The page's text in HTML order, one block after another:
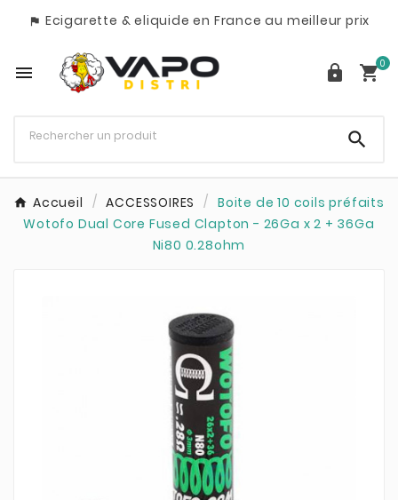
 Ecigarette & eliquide en France au meilleur prix
  0

Accueil ACCESSOIRES
Boite de 10 coils préfaits
Wotofo Dual Core Fused Clapton - 26Ga x 2 + 36Ga
Ni80 0.28ohm